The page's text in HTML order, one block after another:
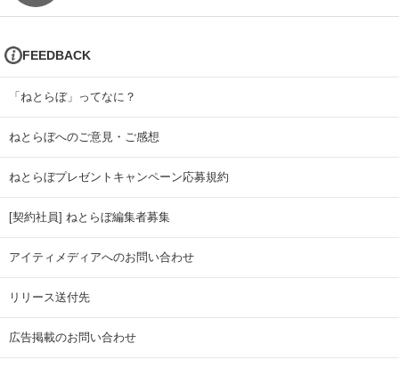
FEEDBACK
「ねとらぼ」ってなに？
ねとらぼへのご意見・ご感想
ねとらぼプレゼントキャンペーン応募規約
[契約社員] ねとらぼ編集者募集
アイティメディアへのお問い合わせ
リリース送付先
広告掲載のお問い合わせ